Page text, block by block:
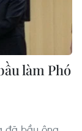
làm Phó